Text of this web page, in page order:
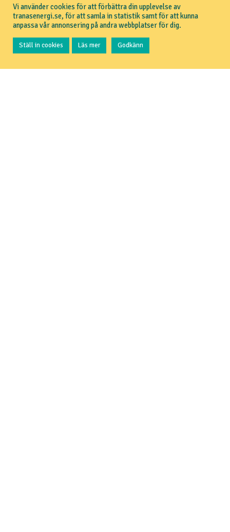
Läs mer om fjärrvärmeanslutning
Vi använder cookies för att förbättra din upplevelse av
tranasenergi.se, för att samla in statistik samt för att kunna
anpassa vår annonsering på andra webbplatser för dig.
Ställ in cookies Läs mer Godkänn